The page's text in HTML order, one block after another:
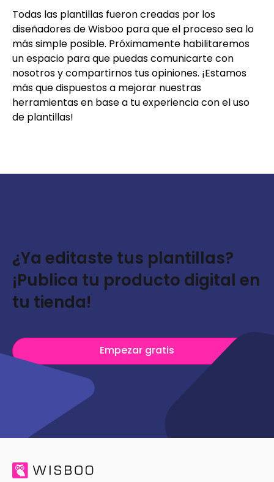
Todas las plantillas fueron creadas por los
diseñadores de Wisboo para que el proceso sea lo
más simple posible. Próximamente habilitaremos
un espacio para que puedas comunicarte con
nosotros y compartirnos tus opiniones. ¡Estamos
más que dispuestos a mejorar nuestras
herramientas en base a tu experiencia con el uso
de plantillas!
¿Ya editaste tus plantillas?
¡Publica tu producto digital en
tu tienda!
Empezar gratis